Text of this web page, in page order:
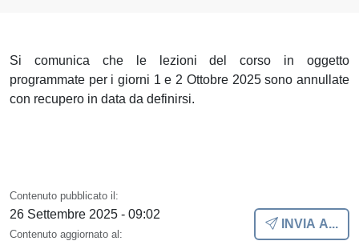
Si comunica che le lezioni del corso in oggetto
programmate per i giorni 1 e 2 Ottobre 2025 sono annullate
con recupero in data da definirsi.
Contenuto pubblicato il:
26 Settembre 2025 - 09:02
Contenuto aggiornato al:
INVIA A...